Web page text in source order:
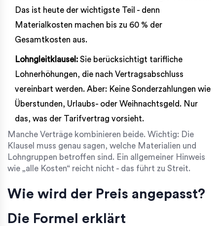
Das ist heute der wichtigste Teil - denn
Materialkosten machen bis zu 60 % der
Gesamtkosten aus.
Lohngleitklausel: Sie berücksichtigt tarifliche
Lohnerhöhungen, die nach Vertragsabschluss
vereinbart werden. Aber: Keine Sonderzahlungen wie
Überstunden, Urlaubs- oder Weihnachtsgeld. Nur
das, was der Tarifvertrag vorsieht.
Manche Verträge kombinieren beide. Wichtig: Die
Klausel muss genau sagen, welche Materialien und
Lohngruppen betroffen sind. Ein allgemeiner Hinweis
wie „alle Kosten“ reicht nicht - das führt zu Streit.
Wie wird der Preis angepasst?
Die Formel erklärt